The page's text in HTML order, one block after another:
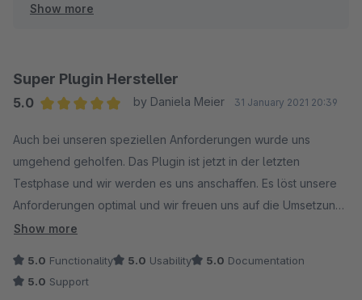
nicht für das Plugin gedacht, bzw. widerspricht dies der
Wenn Sie das so in Ihrem Shop abbilden wollen/müssen,
sollten Sie sich hier vermutlich Gedanken machen, ob
Shopware selbst zeigt keine inaktiven Produkte an. In
unserem Plugin können Sie dennoch Produkte die Sie
nicht im Listing sichtbar haben möchten, keiner
Kategorie hinzufügen und dennoch Bundles zuweisen.
Wenn wir nun auf einmal Produkte die inaktiv geschaltet
das Verhalten in allen bisher bestehenden Shops
Show more
Super Plugin Hersteller
5.0
by Daniela Meier 31 January 2021 20:39
Auch bei unseren speziellen Anforderungen wurde uns
umgehend geholfen. Das Plugin ist jetzt in der letzten
Testphase und wir werden es uns anschaffen. Es löst unsere
Anforderungen optimal und wir freuen uns auf die Umsetzung
im Live-Shop. Weiter so liebes SWK Team. Gerne werden wir
noch passen könnte. :) Vielen Dank für den super Support für
alle unsere Belange. Ich kann diesen Hersteller nur
Show more
5.0 Functionality 5.0 Usability 5.0 Documentation
5.0 Support